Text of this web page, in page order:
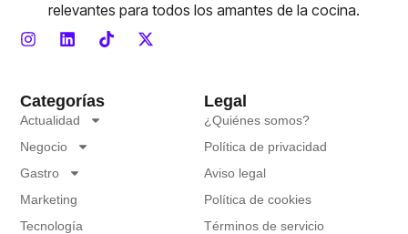
relevantes para todos los amantes de la cocina.
Categorías
Actualidad
Negocio
Gastro
Marketing
Tecnología
Legal
¿Quiénes somos?
Política de privacidad
Aviso legal
Política de cookies
Términos de servicio